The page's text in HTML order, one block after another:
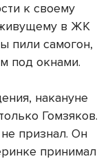
к своему
в ЖК
пили самогон,
под окнами.
накануне
Гомзяков.
признал. Он
принимал